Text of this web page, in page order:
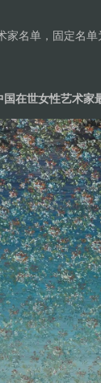
家名单，固定名
国在世女性艺术家